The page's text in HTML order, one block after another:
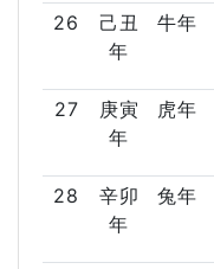
26
己丑
年
牛年
27
庚寅
年
虎年
28
辛卯
年
兔年